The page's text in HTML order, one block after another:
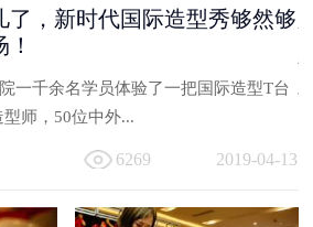
了，新时代国际造型秀够然够
一千余名学员体验了一把国际造型T台
师，50位中外...
6269 2019-04-13